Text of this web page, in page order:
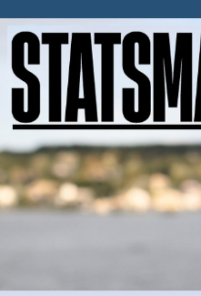
till